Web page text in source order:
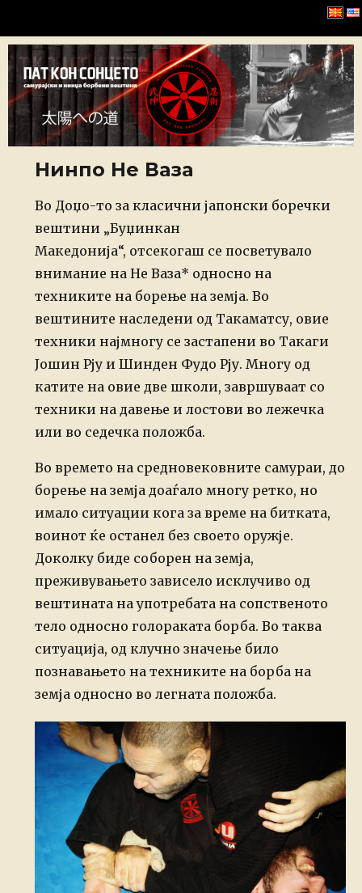
Хомбу Буџинкан
Нинпо Не Ваза
Posted
on
Во Доџо-то за класични јапонски боречки
вештини „Буџинкан
Македонија“, отсекогаш се посветувало
внимание на Не Ваза* односно на
техниките на борење на земја. Во
вештините наследени од Такаматсу, овие
техники најмногу се застапени во Такаги
Јошин Рју и Шинден Фудо Рју. Многу од
катите на овие две школи, завршуваат со
техники на давење и лостови во лежечка
или во седечка положба.
Во времето на средновековните самураи, до
борење на земја доаѓало многу ретко, но
имало ситуации кога за време на битката,
воинот ќе останел без своето оружје.
Доколку биде соборен на земја,
преживувањето зависело исклучиво од
вештината на употребата на сопственото
тело односно голораката борба. Во таква
ситуација, од клучно значење било
познавањето на техниките на борба на
земја односно во легната положба.